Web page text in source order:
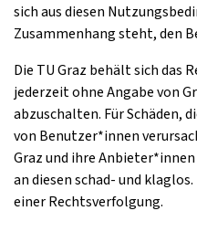
sich aus diesen
Zusammenhang steht, den
Die TU Graz behält sich das
jederzeit ohne Angabe von
abzuschalten. Für Schäden,
von Benutzer*innen
Graz und ihre
an diesen schad- und
einer Rechtsverfolgung.